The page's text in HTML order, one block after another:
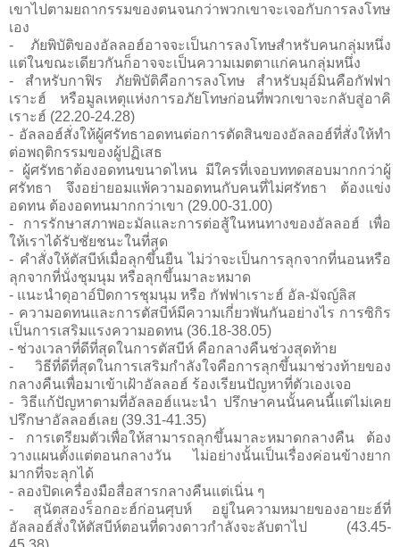
เขาไปตามยถากรรมของตนจนกว่าพวกเขาจะเจอกับการลงโทษ
เอง
- ภัยพิบัติของอัลลอฮ์อาจจะเป็นการลงโทษสำหรับคนกลุ่มหนึ่ง
แต่ในขณะเดียวกันก็อาจจะเป็นความเมตตาแก่คนกลุ่มหนึ่ง
- สำหรับกาฟิร ภัยพิบัติคือการลงโทษ สำหรับมุอ์มินคือกัฟฟา
เราะฮ์ หรือมูลเหตุแห่งการอภัยโทษก่อนที่พวกเขาจะกลับสู่อาคิ
เราะฮ์ (22.20-24.28)
- อัลลอฮ์สั่งให้ผู้ศรัทธาอดทนต่อการตัดสินของอัลลอฮ์ที่สั่งให้ทำ
ต่อพฤติกรรมของผู้ปฏิเสธ
- ผู้ศรัทธาต้องอดทนขนาดไหน มีใครที่เจอบททดสอบมากกว่าผู้
ศรัทธา จึงอย่ายอมแพ้ความอดทนกับคนที่ไม่ศรัทธา ต้องแข่ง
อดทน ต้องอดทนมากกว่าเขา (29.00-31.00)
- การรักษาสภาพอะมัลและการต่อสู้ในหนทางของอัลลอฮ์ เพื่อ
ให้เราได้รับชัยชนะในที่สุด
- คำสั่งให้ตัสบีห์เมื่อลุกขึ้นยืน ไม่ว่าจะเป็นการลุกจากที่นอนหรือ
ลุกจากที่นั่งชุมนุม หรือลุกขึ้นมาละหมาด
- แนะนำดุอาอ์ปิดการชุมนุม หรือ กัฟฟาเราะฮ์ อัล-มัจญ์ลิส
- ความอดทนและการตัสบีห์มีความเกี่ยวพันกันอย่างไร การซิกิร
เป็นการเสริมแรงความอดทน (36.18-38.05)
- ช่วงเวลาที่ดีที่สุดในการตัสบีห์ คือกลางคืนช่วงสุดท้าย
- วิธีที่ดีที่สุดในการเสริมกำลังใจคือการลุกขึ้นมาช่วงท้ายของ
กลางคืนเพื่อมาเข้าเฝ้าอัลลอฮ์ ร้องเรียนปัญหาที่ตัวเองเจอ
- วิธีแก้ปัญหาตามที่อัลลอฮ์แนะนำ ปรึกษาคนนั้นคนนี้แต่ไม่เคย
ปรึกษาอัลลอฮ์เลย (39.31-41.35)
- การเตรียมตัวเพื่อให้สามารถลุกขึ้นมาละหมาดกลางคืน ต้อง
วางแผนตั้งแต่ตอนกลางวัน ไม่อย่างนั้นเป็นเรื่องค่อนข้างยาก
มากที่จะลุกได้
- ลองปิดเครื่องมือสื่อสารกลางคืนแต่เนิ่น ๆ
- สุนัตสองร็อกอะฮ์ก่อนศุบห์ อยู่ในความหมายของอายะฮ์ที่
อัลลอฮ์สั่งให้ตัสบีห์ตอนที่ดวงดาวกำลังจะลับตาไป (43.45-